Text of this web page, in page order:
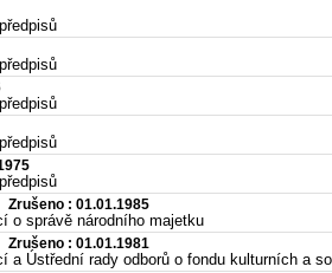
: 01.01.1985
o správě národního majetku
: 01.01.1981
a Ústřední rady odborů o fondu kulturních a